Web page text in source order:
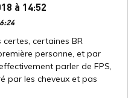
à 14:52
certaines BR
personne, et par
parler de FPS,
par les cheveux et pas